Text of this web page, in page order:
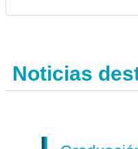
Noticias